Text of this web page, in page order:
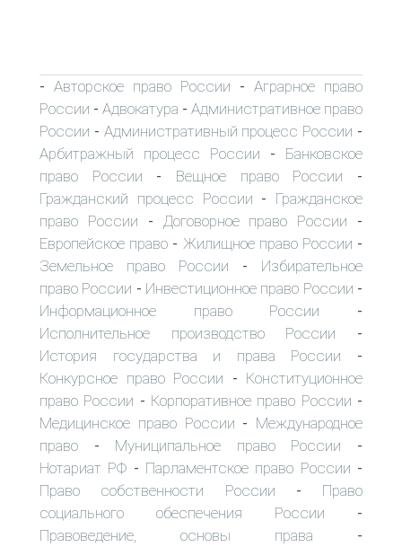
- Авторское право России - Аграрное право
России - Адвокатура - Административное право
России - Административный процесс России -
Арбитражный процесс России - Банковское
право России - Вещное право России -
Гражданский процесс России - Гражданское
право России - Договорное право России -
Европейское право - Жилищное право России -
Земельное право России - Избирательное
право России - Инвестиционное право России -
Информационное право России -
Исполнительное производство России -
История государства и права России -
Конкурсное право России - Конституционное
право России - Корпоративное право России -
Медицинское право России - Международное
право - Муниципальное право России -
Нотариат РФ - Парламентское право России -
Право собственности России - Право
социального обеспечения России -
Правоведение, основы права -